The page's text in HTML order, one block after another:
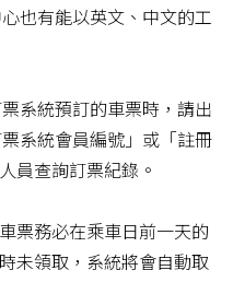
也有能以英文、中文的工
系統預訂的車票時，請出
系統會員編號」或「註冊
員查詢訂票紀錄。
票務必在乘車日前一天的
未領取，系統將會自動取